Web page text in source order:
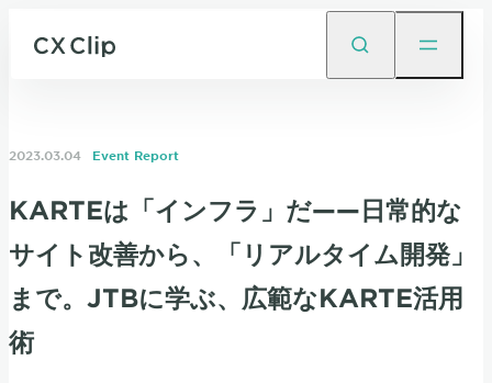
2023.03.04 Event Report
KARTEは「インフラ」だ——日常的な
サイト改善から、「リアルタイム開発」
まで。JTBに学ぶ、広範なKARTE活用
術